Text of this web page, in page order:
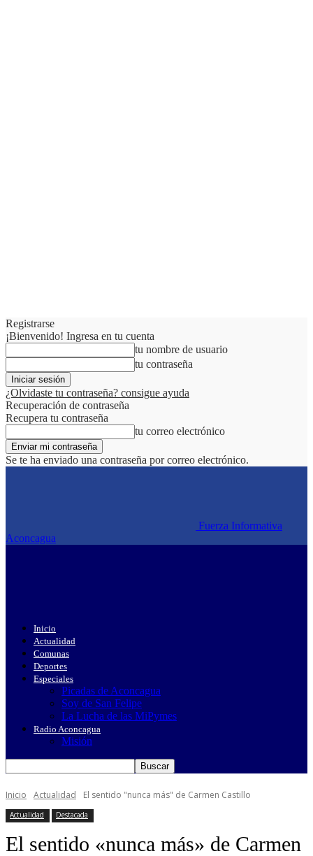
Registrarse
¡Bienvenido! Ingresa en tu cuenta
tu nombre de usuario
tu contraseña
¿Olvidaste tu contraseña? consigue ayuda
Recuperación de contraseña
Recupera tu contraseña
tu correo electrónico
Se te ha enviado una contraseña por correo electrónico.
Fuerza Informativa
Aconcagua
Inicio
Actualidad
Comunas
Deportes
Especiales
Picadas de Aconcagua
Soy de San Felipe
La Lucha de las MiPymes
Radio Aconcagua
Misión
Inicio Actualidad El sentido "nunca más" de Carmen Castillo
Actualidad Destacada
El sentido «nunca más» de Carmen